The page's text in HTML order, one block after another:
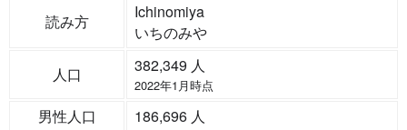
読み方
Ichinomiya
いちのみや
人口
382,349 人
2022年1月時点
男性人口
186,696 人